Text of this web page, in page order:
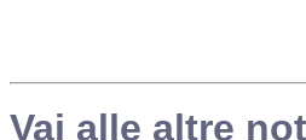
Vai alle altre